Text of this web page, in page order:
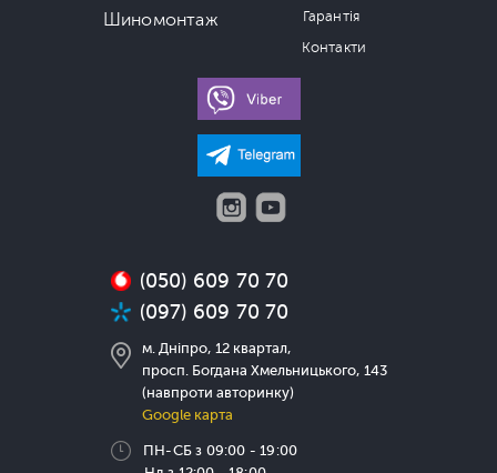
Шиномонтаж
Гарантія
Контакти
(050) 609 70 70
(097) 609 70 70
м. Дніпро, 12 квартал,
просп. Богдана Хмельницького, 143
(навпроти авторинку)
Google карта
ПН-СБ з 09:00 - 19:00